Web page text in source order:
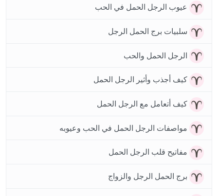
عيوب الرجل الحمل في الحب
سلبيات برج الحمل الرجل
الرجل الحمل والحب
كيف أجذب وأثير الرجل الحمل
كيف أتعامل مع الرجل الحمل
مواصفات الرجل الحمل في الحب وعيوبه
مفاتيح قلب الرجل الحمل
برج الحمل الرجل والزواج